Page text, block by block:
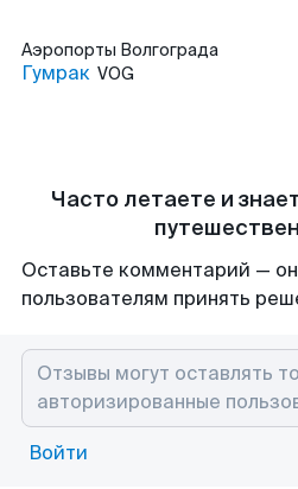
Аэропорты Волгограда
Гумрак VOG
Часто летаете и
Оставьте комментарий —
пользователям принять
Войти